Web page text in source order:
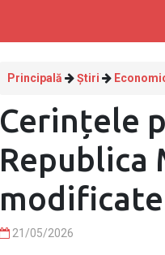
Principală Știri
Cerințele
Republica
21/05/2026